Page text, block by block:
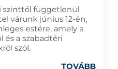
szinttől függetlenül
várunk június 12-én,
estére, amely a
és a szabadtéri
szól.
TOVÁBB